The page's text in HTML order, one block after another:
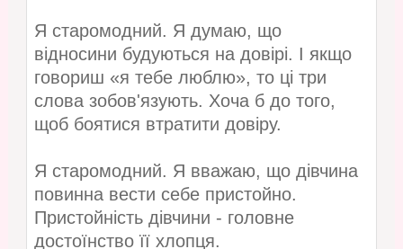
Я старомодний. Я думаю, що
відносини будуються на довірі. І якщо
говориш «я тебе люблю», то ці три
слова зобов'язують. Хоча б до того,
щоб боятися втратити довіру.
Я старомодний. Я вважаю, що дівчина
повинна вести себе пристойно.
Пристойність дівчини - головне
достоїнство її хлопця.